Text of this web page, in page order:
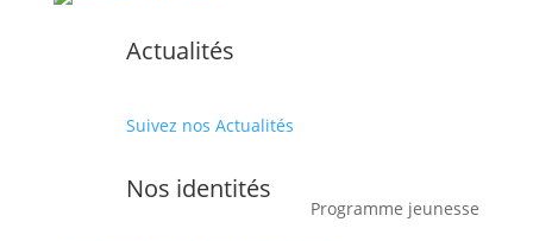
Actualités
Suivez nos Actualités
Nos identités
Programme jeunesse